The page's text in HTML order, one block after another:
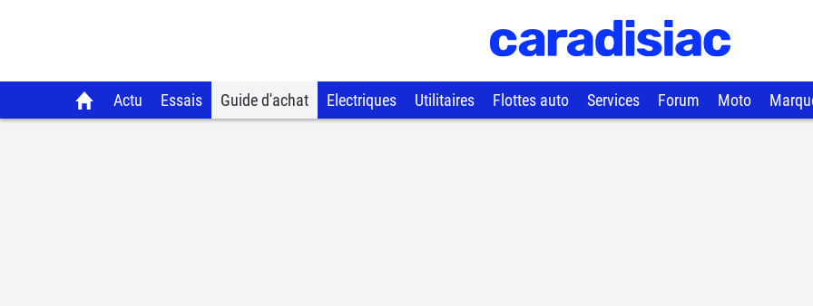
Actu Essais Guide d'achat Electriques Utilitaires Flottes auto Services Forum Moto